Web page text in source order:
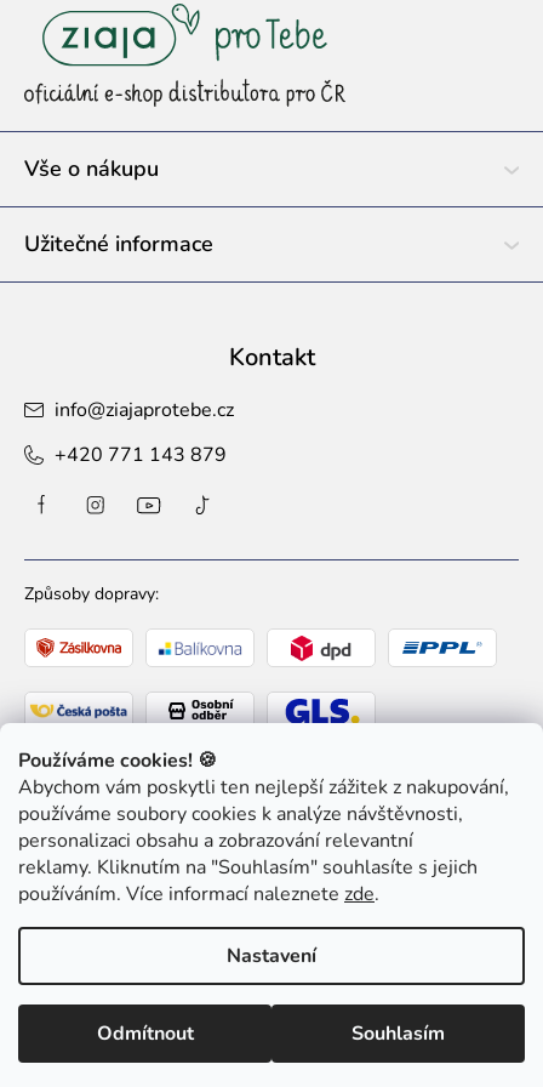
Používáme cookies! 🍪
Abychom vám poskytli ten nejlepší zážitek z nakupování,
používáme soubory cookies k analýze návštěvnosti,
personalizaci obsahu a zobrazování relevantní
reklamy. Kliknutím na "Souhlasím" souhlasíte s jejich
používáním. Více informací naleznete zde.
Nastavení
Odmítnout Souhlasím
t
Vše o nákupu
Užitečné informace
Kontakt
info@ziajaprotebe.cz
+420 771 143 879
Způsoby dopravy:
Způsoby platby:
Vytvořil Shoptet
Ziaja pro Tebe
Upravit nastavení cookies